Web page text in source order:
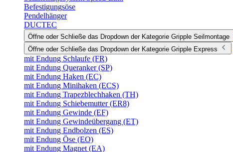
Befestigungsöse
Pendelhänger
DUCTEC
Öffne oder Schließe das Dropdown der Kategorie Gripple Seilmontage
Öffne oder Schließe das Dropdown der Kategorie Gripple Express
mit Endung Schlaufe (FR)
mit Endung Queranker (SP)
mit Endung Haken (EC)
mit Endung Minihaken (ECS)
mit Endung Trapezblechhaken (TH)
mit Endung Schiebemutter (ER8)
mit Endung Gewinde (EF)
mit Endung Gewindeübergang (ET)
mit Endung Endbolzen (ES)
mit Endung Öse (EO)
mit Endung Magnet (EA)